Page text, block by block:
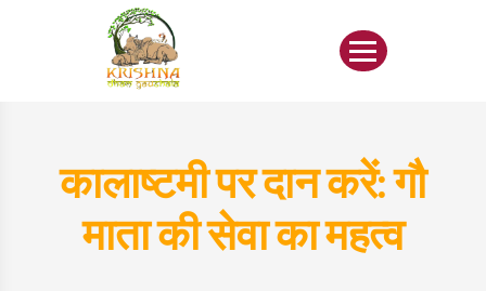
कालाष्टमी पर दान करें: गौ
माता की सेवा का महत्व